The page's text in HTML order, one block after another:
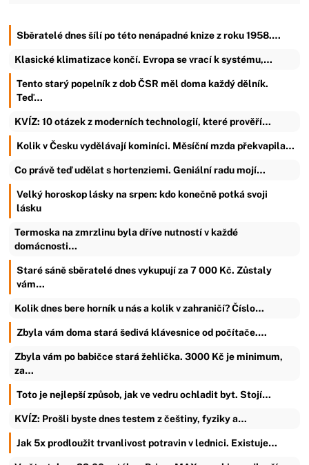
Sběratelé dnes šílí po této nenápadné knize z roku 1958.…
Klasické klimatizace končí. Evropa se vrací k systému,…
Tento starý popelník z dob ČSR měl doma každý dělník.
Teď…
KVÍZ: 10 otázek z moderních technologií, které prověří…
Kolik v Česku vydělávají kominíci. Měsíční mzda překvapila…
Co právě teď udělat s hortenziemi. Geniální radu mojí…
Velký horoskop lásky na srpen: kdo konečně potká svoji
lásku
Termoska na zmrzlinu byla dříve nutností v každé
domácnosti…
Staré sáně sběratelé dnes vykupují za 7 000 Kč. Zůstaly
vám…
Kolik dnes bere horník u nás a kolik v zahraničí? Číslo…
Zbyla vám doma stará šedivá klávesnice od počítače.…
Zbyla vám po babičce stará žehlička. 3000 Kč je minimum,
za…
Toto je nejlepší způsob, jak ve vedru ochladit byt. Stojí…
KVÍZ: Prošli byste dnes testem z češtiny, fyziky a…
Jak 5x prodloužit trvanlivost potravin v lednici. Existuje…